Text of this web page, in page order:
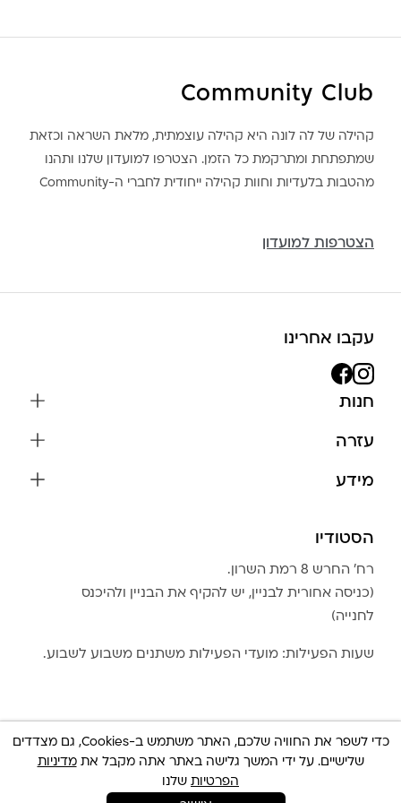
Community Club
קהילה של לה לונה היא קהילה עוצמתית, מלאת השראה וכזאת
שמתפתחת ומתרקמת כל הזמן. הצטרפו למועדון שלנו ותהנו
מהטבות בלעדיות וחוות קהילה ייחודית לחברי ה-Community
הצטרפות למועדון
עקבו אחרינו
חנות
צמידים
בגדים
אביזרים
גברים
LA LUNA HOME
עזרה
צור קשר
מידע
שמירה על התכשיטים
הצהרת נגישות
טבלת מידות טבעות
Community Club
הסטודיו
רח׳ החרש 8 רמת השרון.
(כניסה אחורית לבניין, יש להקיף את הבניין ולהיכנס
לחנייה)
שעות הפעילות: מועדי הפעילות משתנים משבוע לשבוע.
© כל הזכויות שמורות 2025 Built By IWP
כדי לשפר את החוויה שלכם, האתר משתמש ב-Cookies, גם מצדדים
שלישיים. על ידי המשך גלישה באתר אתה מקבל אתמדיניות
הפרטיות שלנו צריכה עזרה ?